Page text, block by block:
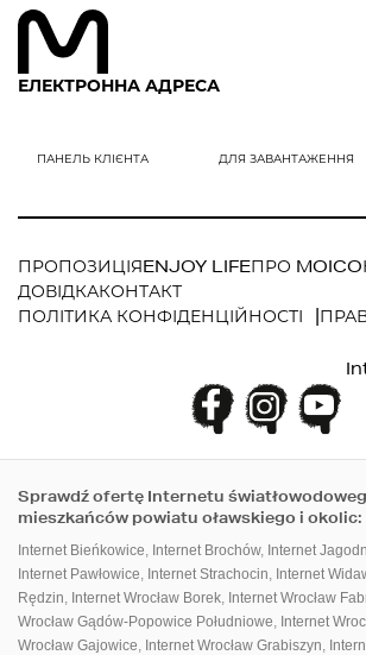
ЕЛЕКТРОННА АДРЕСА
ПРОПОЗИЦІЯENJOY LIFEПРО MOICO
ДОВІДКАКОНТАКТ
ПОЛІТИКА КОНФІДЕНЦІЙНОСТІ
Sprawdź ofertę Internetu
mieszkańców powiatu oławskiego i okolic:
Internet Bieńkowice, Internet Brochów, Internet
Internet Pawłowice, Internet Strachocin, Internet
Rędzin, Internet Wrocław Borek, Internet Wrocław
Wrocław Gądów-Popowice Południowe, Internet
Wrocław Gajowice, Internet Wrocław Grabiszyn,